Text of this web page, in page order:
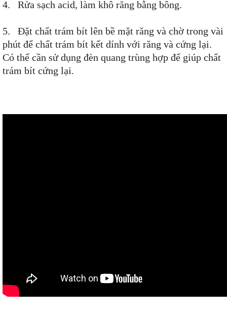
4. Rửa sạch acid, làm khô răng bằng bông.
5. Đặt chất trám bít lên bề mặt răng và chờ trong vài
phút để chất trám bít kết dính với răng và cứng lại.
Có thể cần sử dụng đèn quang trùng hợp để giúp chất
trám bít cứng lại.